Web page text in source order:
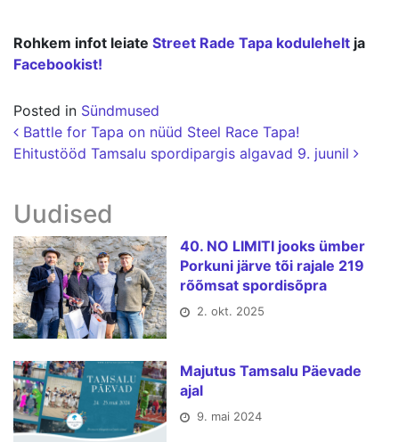
Rohkem infot leiate Street Rade Tapa kodulehelt ja
Facebookist!
Posted in Sündmused
Postituse navigatsioon
Battle for Tapa on nüüd Steel Race Tapa!
Ehitustööd Tamsalu spordipargis algavad 9. juunil
Uudised
40. NO LIMITI jooks ümber
Porkuni järve tõi rajale 219
rõõmsat spordisõpra
2. okt. 2025
Majutus Tamsalu Päevade
ajal
9. mai 2024